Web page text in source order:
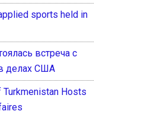
sports held in
встреча с
делах США
Hosts